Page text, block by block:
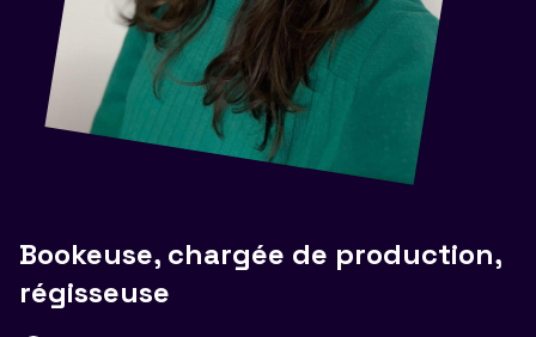
Bookeuse, chargée de production,
régisseuse